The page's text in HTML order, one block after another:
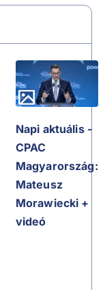
Napi aktuális -
CPAC
Magyarország:
Mateusz
Morawiecki +
videó